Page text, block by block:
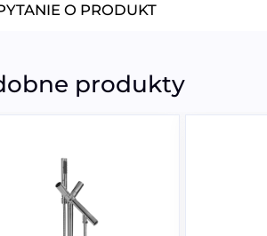
O PRODUKT
produkty